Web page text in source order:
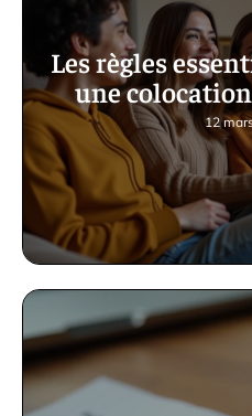
Les règles
une
12